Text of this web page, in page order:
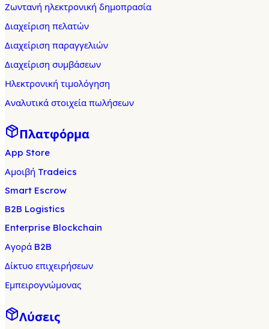
Ζωντανή ηλεκτρονική δημοπρασία
Διαχείριση πελατών
Διαχείριση παραγγελιών
Διαχείριση συμβάσεων
Ηλεκτρονική τιμολόγηση
Αναλυτικά στοιχεία πωλήσεων
Πλατφόρμα
App Store
Αμοιβή Tradeics
Smart Escrow
B2B Logistics
Enterprise Blockchain
Αγορά B2B
Δίκτυο επιχειρήσεων
Εμπειρογνώμονας
Λύσεις